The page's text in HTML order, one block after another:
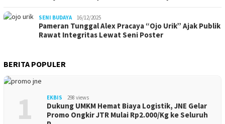
SENI BUDAYA 16/12/2025
Pameran Tunggal Alex Pracaya “Ojo Urik” Ajak Publik
Rawat Integritas Lewat Seni Poster
BERITA POPULER
1 EKBIS 298 views
Dukung UMKM Hemat Biaya Logistik, JNE Gelar
Promo Ongkir JTR Mulai Rp2.000/Kg ke Seluruh